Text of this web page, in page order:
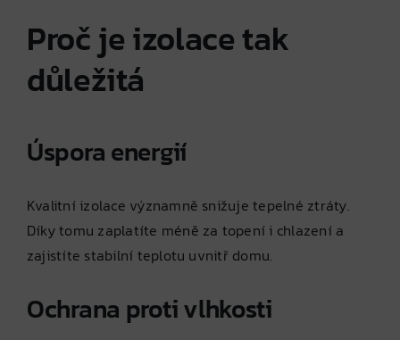
Proč je izolace tak
důležitá
Úspora energií
Kvalitní izolace významně snižuje tepelné ztráty.
Díky tomu zaplatíte méně za topení i chlazení a
zajistíte stabilní teplotu uvnitř domu.
Ochrana proti vlhkosti